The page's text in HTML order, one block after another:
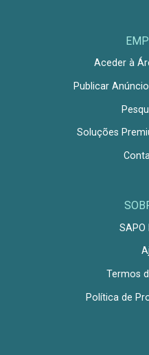
Aceder à
Publicar
Soluções
SAPO
Termos
Política de